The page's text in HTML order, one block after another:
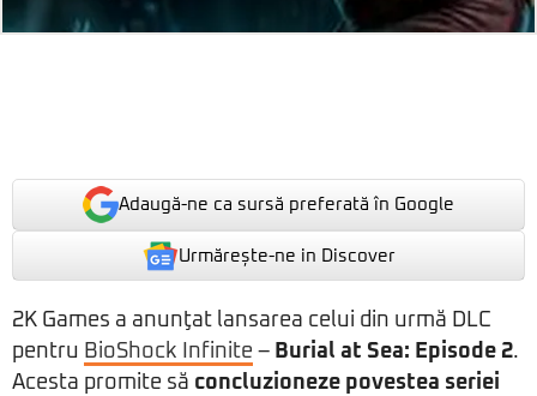
Adaugă-ne ca sursă preferată în Google
Urmărește-ne in Discover
2K Games a anunţat lansarea celui din urmă DLC
pentru BioShock Infinite – Burial at Sea: Episode 2.
Acesta promite să concluzioneze povestea seriei